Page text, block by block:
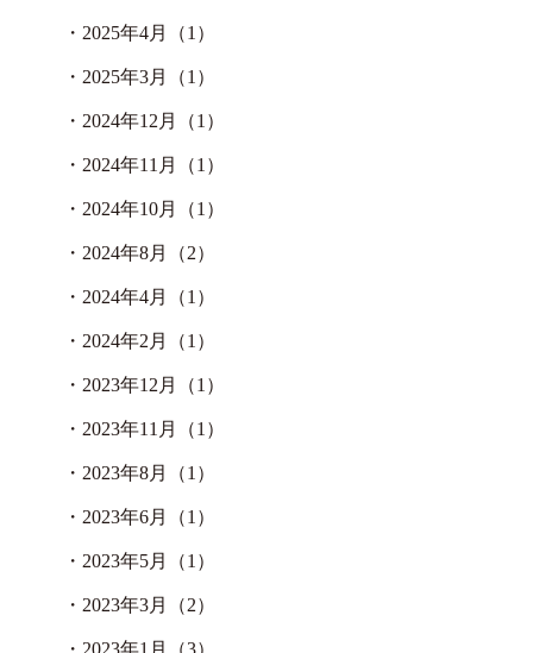
・ 2025年4月（1）
・ 2025年3月（1）
・ 2024年12月（1）
・ 2024年11月（1）
・ 2024年10月（1）
・ 2024年8月（2）
・ 2024年4月（1）
・ 2024年2月（1）
・ 2023年12月（1）
・ 2023年11月（1）
・ 2023年8月（1）
・ 2023年6月（1）
・ 2023年5月（1）
・ 2023年3月（2）
・ 2023年1月（3）